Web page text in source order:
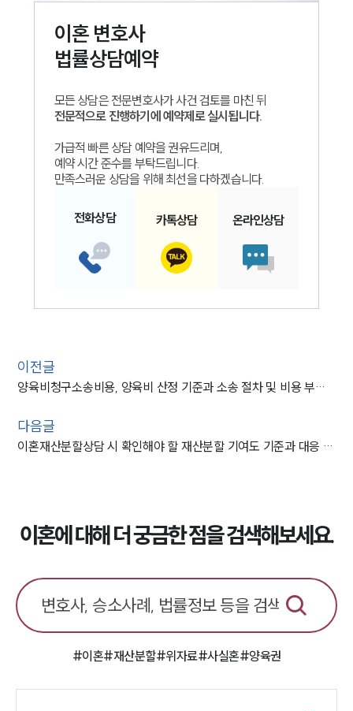
이혼변호사
법률상담예약
모든 상담은 전문변호사가 사건 검토를 마친 뒤
전문적으로 진행하기에 예약제로 실시됩니다.
가급적 빠른 상담 예약을 권유드리며,
예약 시간 준수를 부탁드립니다.
만족스러운 상담을 위해 최선을 다하겠습니다.
전화상담 카톡상담 온라인상담
이전글
양육비청구소송비용, 양육비 산정 기준과 소송 절차 및 비용 부담 기준 정리
다음글
이혼재산분할상담 시 확인해야 할 재산분할 기여도 기준과 대응 방법
이혼에 대해 더 궁금한 점을 검색해보세요.
#이혼#재산분할#위자료#사실혼#양육권